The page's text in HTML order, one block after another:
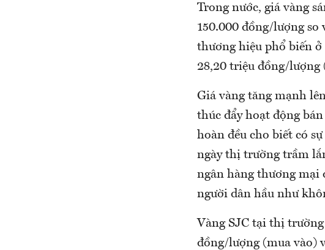
Trong nước, giá vàng
150.000 đồng/lượng so
thương hiệu phổ biến ở
28,20 triệu đồng/lượng
Giá vàng tăng mạnh
thúc đẩy hoạt động
hoàn đều cho biết có
ngày thị trường trầm
ngân hàng thương mại
người dân hầu như
Vàng SJC tại thị
đồng/lượng (mua vào)